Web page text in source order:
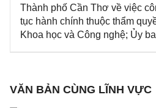
Thành phố Cần Thơ về việc
tục hành chính thuộc thẩm
Khoa học và Công nghệ; Ủy
VĂN BẢN CÙNG LĨNH VỰC